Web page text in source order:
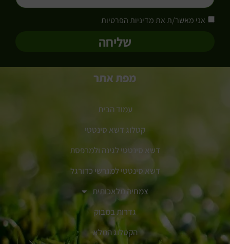
אני מאשר/ת את מדיניות הפרטיות
שליחה
מפת אתר
עמוד הבית
קטלוג דשא סינטטי
דשא סינטטי לגינה ולמרפסת
דשא סינטטי למגרשי כדורגל
צמחיה מלאכותית
גדרות במבוק
הקטלוג המלא